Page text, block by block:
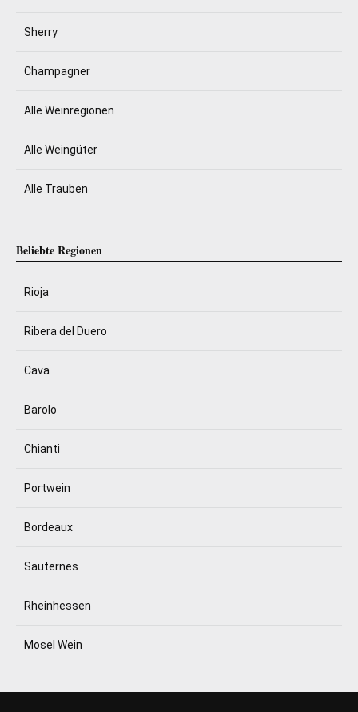
Sherry
Champagner
Alle Weinregionen
Alle Weingüter
Alle Trauben
Beliebte Regionen
Rioja
Ribera del Duero
Cava
Barolo
Chianti
Portwein
Bordeaux
Sauternes
Rheinhessen
Mosel Wein